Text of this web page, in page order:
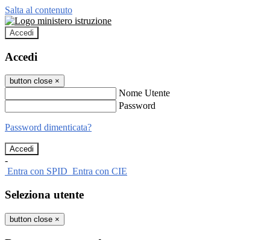
Salta al contenuto
Accedi
Accedi
button close ×
Nome Utente
Password
Password dimenticata?
-
Entra con SPID Entra con CIE
Seleziona utente
button close ×